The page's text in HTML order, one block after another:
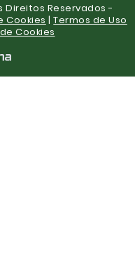
Direitos Reservados -
Cookies |Termos de Uso
Cookies